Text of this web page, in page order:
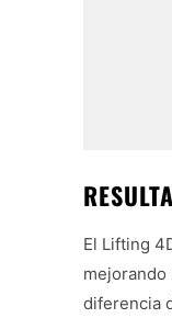
El Lifting
mejorando
diferencia